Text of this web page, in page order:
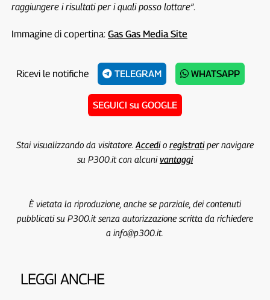
raggiungere i risultati per i quali posso lottare”.
Immagine di copertina: Gas Gas Media Site
Ricevi le notifiche TELEGRAM WHATSAPP
SEGUICI su GOOGLE
Stai visualizzando da visitatore. Accedio registratiper navigare
su P300.it con alcunivantaggi
È vietata la riproduzione, anche se parziale, dei contenuti
pubblicati su P300.it senza autorizzazione scritta da richiedere
a info@p300.it.
LEGGI ANCHE